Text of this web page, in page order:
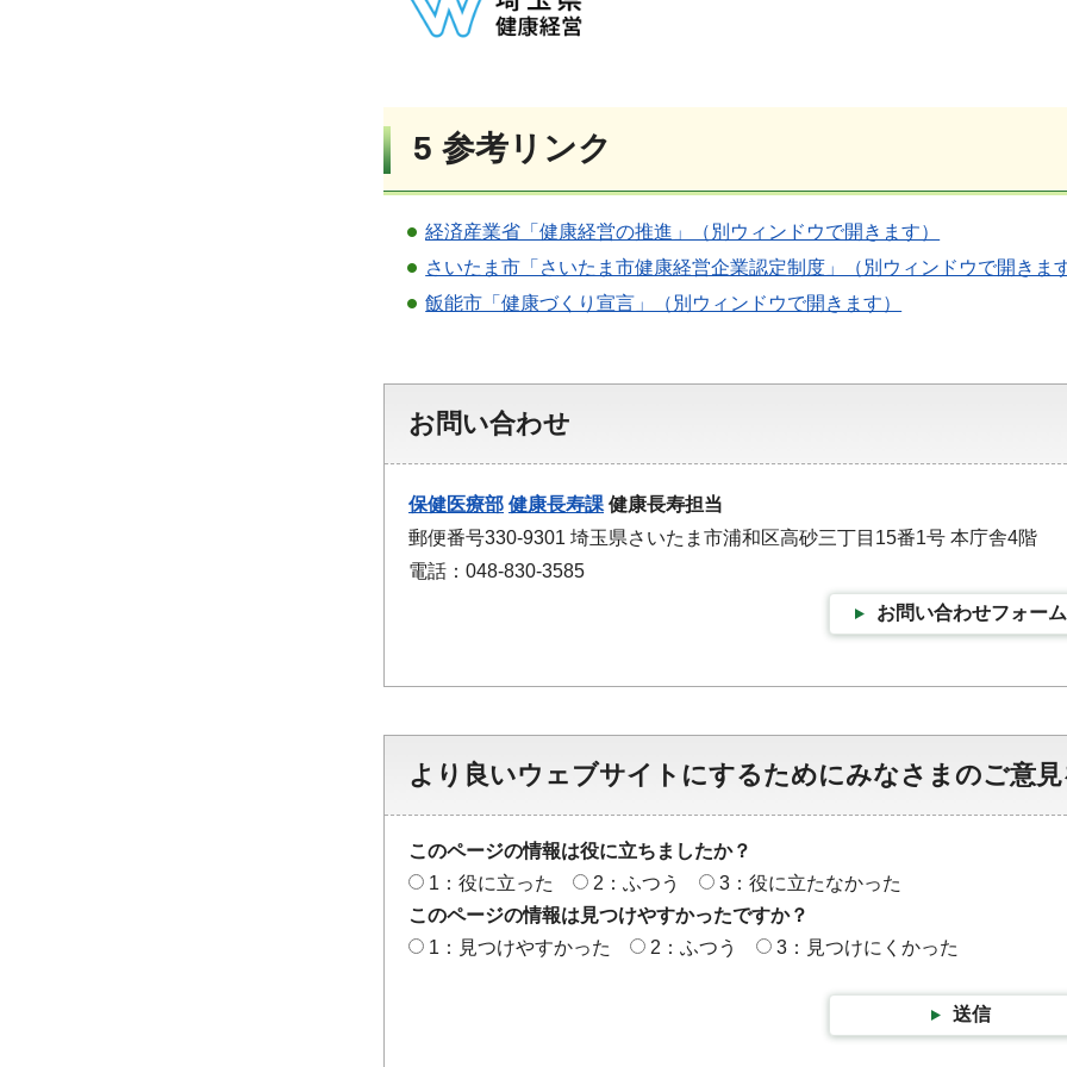
5 参考リンク
経済産業省「健康経営の推進」（別ウィンドウで開きます）
さいたま市「さいたま市健康経営企業認定制度」（別ウィンドウで開きま
飯能市「健康づくり宣言」（別ウィンドウで開きます）
お問い合わせ
保健医療部 健康長寿課 健康長寿担当
郵便番号330-9301 埼玉県さいたま市浦和区高砂三丁目15番1号 本庁舎4階
電話：048-830-3585
お問い合わせフォーム
より良いウェブサイトにするためにみなさまのご意
このページの情報は役に立ちましたか？
1：役に立った
2：ふつう
3：役に立たなかった
このページの情報は見つけやすかったですか？
1：見つけやすかった
2：ふつう 3：見つけにくかった
送信